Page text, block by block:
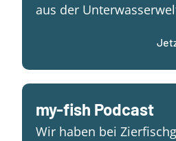
aus der
my-fish Podcast
Wir haben bei